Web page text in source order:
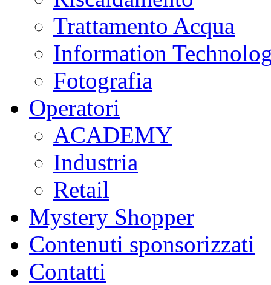
Trattamento Acqua
Information
Fotografia
Operatori
ACADEMY
Industria
Retail
Mystery Shopper
Contenuti sponsorizzati
Contatti